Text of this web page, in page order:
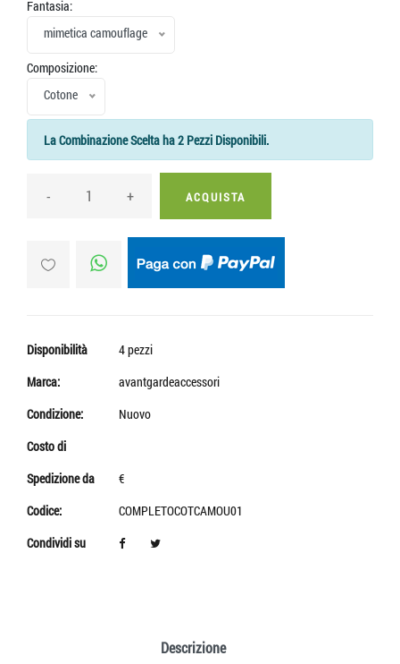
Fantasia:
mimetica camouflage
Composizione:
Cotone
La Combinazione Scelta ha 2 Pezzi Disponibili.
- + ACQUISTA
Disponibilità
4 pezzi
Marca:
avantgardeaccessori
Condizione:
Nuovo
Costo di
Spedizione da
€
Codice:
COMPLETOCOTCAMOU01
Condividi su
Descrizione